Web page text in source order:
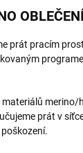
OBLEČENÍ
prát pracím
merino/
prát v